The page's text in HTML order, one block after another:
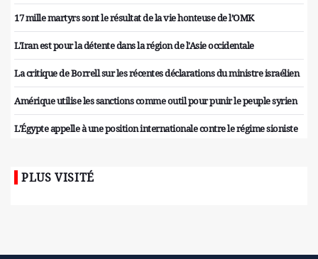
17 mille martyrs sont le résultat de la vie honteuse de l’OMK
L'Iran est pour la détente dans la région de l'Asie occidentale
La critique de Borrell sur les récentes déclarations du ministre israélien
Amérique utilise les sanctions comme outil pour punir le peuple syrien
L'Égypte appelle à une position internationale contre le régime sioniste
PLUS VISITÉ